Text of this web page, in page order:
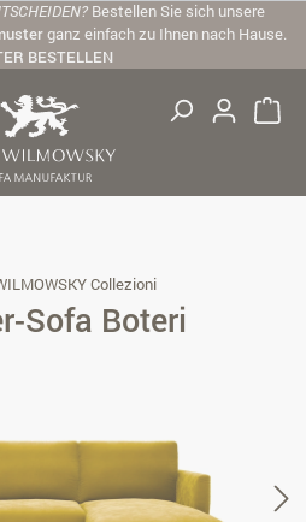
Bestellen Sie sich unsere
ganz einfach zu Ihnen nach Hause.
BESTELLEN
Collezioni
Sofa Boteri